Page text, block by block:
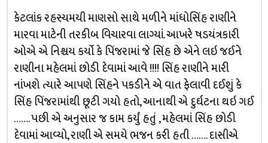
કેટલાંક રહસ્યમયી માણસો સાથે મળીને માંધોસિંહ રાણીને
મારવા માટેની તરકીબ વિચારવા લાગ્યાં. આખરે ષડયંત્રકારી
ઓએ એ નિશ્ચય કર્યો કે પિંજરામાં જે સિંહ છે એને લઇ જઈને
રાણીના મહેલમાં છોડી દેવામાં આવે !!!! સિંહ રાણીને મારી
નાંખશે ત્યારે આપણે સિંહને પકડીને એ વાત ફેલાવી દઈશું કે
સિંહ પિંજરામાંથી છૂટી ગયો હતો, આનાથી એ દુર્ઘટના થઇ ગઈ
……. પછી એ અનુસાર જ કામ કર્યું હતું , મહેલમાં સિંહ છોડી
દેવામાં આવ્યો, રાણી એ સમયે ભજન કરી હતી ……. દાસીએ